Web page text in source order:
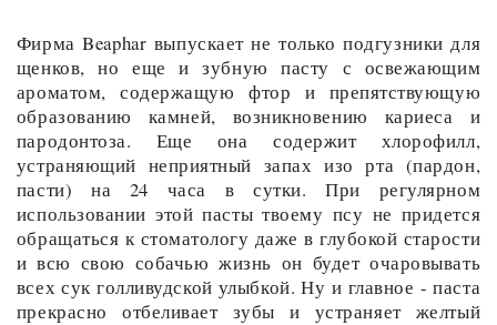
Фирма Beaphar выпускает не только подгузники для
щенков, но еще и зубную пасту с освежающим
ароматом, содержащую фтор и препятствующую
образованию камней, возникновению кариеса и
пародонтоза. Еще она содержит хлорофилл,
устраняющий неприятный запах изо рта (пардон,
пасти) на 24 часа в сутки. При регулярном
использовании этой пасты твоему псу не придется
обращаться к стоматологу даже в глубокой старости
и всю свою собачью жизнь он будет очаровывать
всех сук голливудской улыбкой. Ну и главное - паста
прекрасно отбеливает зубы и устраняет желтый